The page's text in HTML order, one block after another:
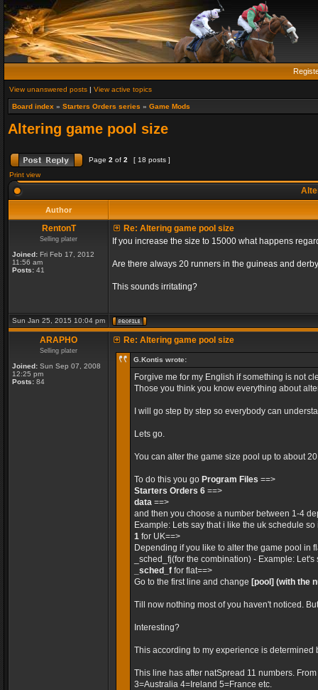
View unanswered posts | View active topics
Board index » Starters Orders series » Game Mods
Altering game pool size
Page 2 of 2
[ 18 posts ]
Print view
Author
RentonT
Selling plater
Joined: Fri Feb 17, 2012
11:56 am
Posts: 41
Re: Altering game pool size
If you increase the size to 15000 what happens
Are there always 20 runners in the guineas and
This sounds irritating?
Sun Jan 25, 2015 10:04 pm
ARAPHO
Selling plater
Joined: Sun Sep 07, 2008
12:25 pm
Posts: 84
Re: Altering game pool size
G.Kontis wrote:
Forgive me for my English if something is not
Those you think you know everything about
I will go step by step so everybody can
Lets go.
You can alter the game size pool up to about
To do this you go Program Files ==>
Starters Orders 6 ==>
data ==>
and then you choose a number between 1-4
Example: Lets say that i like the uk schedule so
1 for UK==>
Depending if you like to alter the game pool in
_sched_fj(for the combination) - Example:
_sched_f for flat==>
Go to the first line and change [pool] (with the
Till now nothing most of you haven't noticed.
Interesting?
This according to my experience is
This line has after natSpread 11 numbers.
3=Australia 4=Ireland 5=France etc.